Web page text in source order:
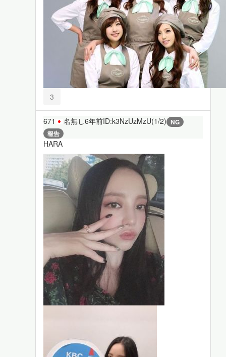
3
671 名無し6年前ID:k3NzUzMzU(1/2) NG
報告
HARA